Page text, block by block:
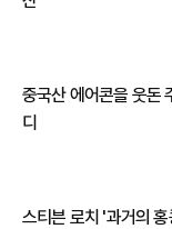
중국산 에어콘을 웃돈
디
스티븐 로치 '과거의